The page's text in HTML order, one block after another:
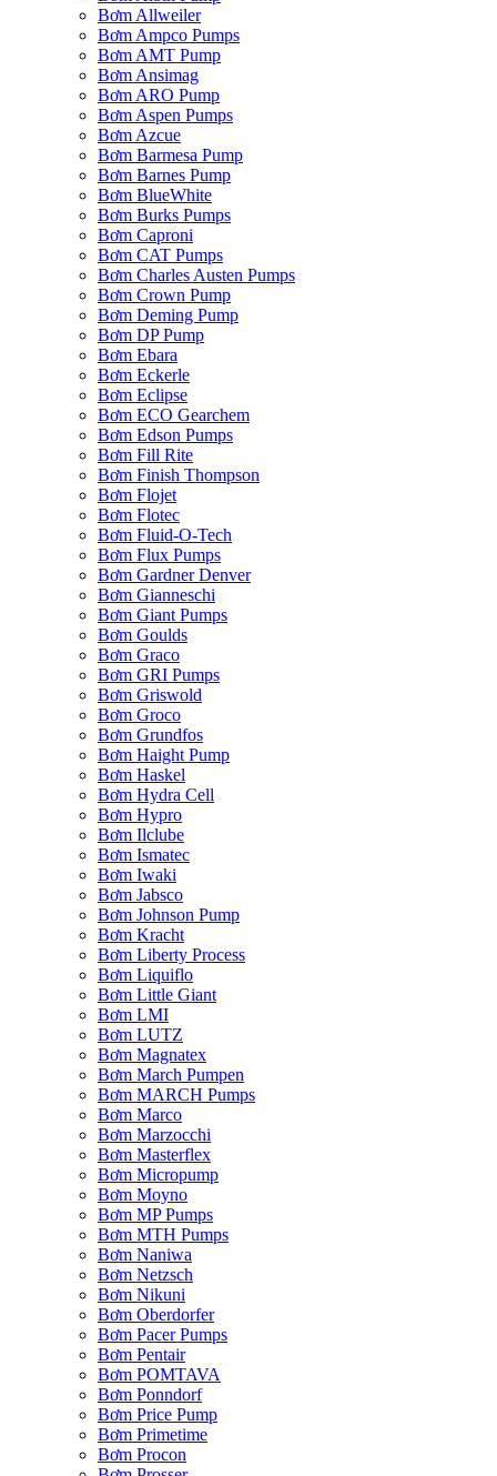
Bơm Allweiler
Bơm Ampco Pumps
Bơm AMT Pump
Bơm Ansimag
Bơm ARO Pump
Bơm Aspen Pumps
Bơm Azcue
Bơm Barmesa Pump
Bơm Barnes Pump
Bơm BlueWhite
Bơm Burks Pumps
Bơm Caproni
Bơm CAT Pumps
Bơm Charles Austen Pumps
Bơm Crown Pump
Bơm Deming Pump
Bơm DP Pump
Bơm Ebara
Bơm Eckerle
Bơm Eclipse
Bơm ECO Gearchem
Bơm Edson Pumps
Bơm Fill Rite
Bơm Finish Thompson
Bơm Flojet
Bơm Flotec
Bơm Fluid-O-Tech
Bơm Flux Pumps
Bơm Gardner Denver
Bơm Gianneschi
Bơm Giant Pumps
Bơm Goulds
Bơm Graco
Bơm GRI Pumps
Bơm Griswold
Bơm Groco
Bơm Grundfos
Bơm Haight Pump
Bơm Haskel
Bơm Hydra Cell
Bơm Hypro
Bơm Ilclube
Bơm Ismatec
Bơm Iwaki
Bơm Jabsco
Bơm Johnson Pump
Bơm Kracht
Bơm Liberty Process
Bơm Liquiflo
Bơm Little Giant
Bơm LMI
Bơm LUTZ
Bơm Magnatex
Bơm March Pumpen
Bơm MARCH Pumps
Bơm Marco
Bơm Marzocchi
Bơm Masterflex
Bơm Micropump
Bơm Moyno
Bơm MP Pumps
Bơm MTH Pumps
Bơm Naniwa
Bơm Netzsch
Bơm Nikuni
Bơm Oberdorfer
Bơm Pacer Pumps
Bơm Pentair
Bơm POMTAVA
Bơm Ponndorf
Bơm Price Pump
Bơm Primetime
Bơm Procon